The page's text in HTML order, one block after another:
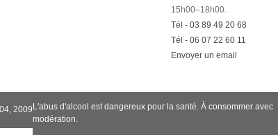
15h00–18h00.
Tél - 03 89 49 20 68
Tél - 06 07 22 60 11
Envoyer un email
2009 L'abus d'alcool est dangereux pour la santé. À consommer avec
modération.